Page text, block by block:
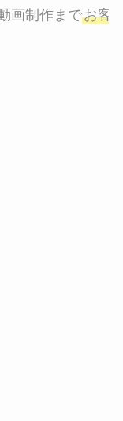
画制作までお客